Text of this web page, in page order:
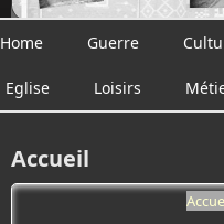
Home Guerre
Eglise Loisirs
Accueil